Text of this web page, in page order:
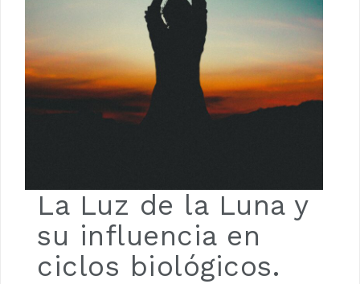
La Luz de la Luna y
su influencia en
ciclos biológicos.